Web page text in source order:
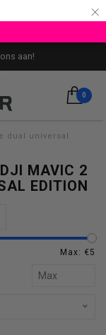
×
aan!
0
dual universal
MAVIC 2
EDITION
Max: €5